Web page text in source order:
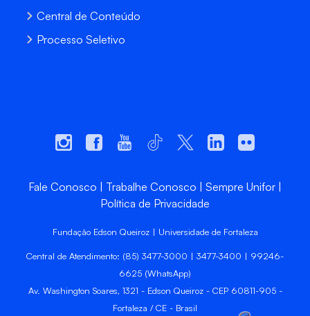
Central de Conteúdo
Processo Seletivo
Fale Conosco Trabalhe Conosco
Sempre Unifor
Política de Privacidade
Fundação Edson Queiroz | Universidade de Fortaleza
Central de Atendimento: (85) 3477-3000 | 3477-3400 | 99246-
6625 (WhatsApp)
Av. Washington Soares, 1321 - Edson Queiroz - CEP 60811-905 -
Fortaleza / CE - Brasil